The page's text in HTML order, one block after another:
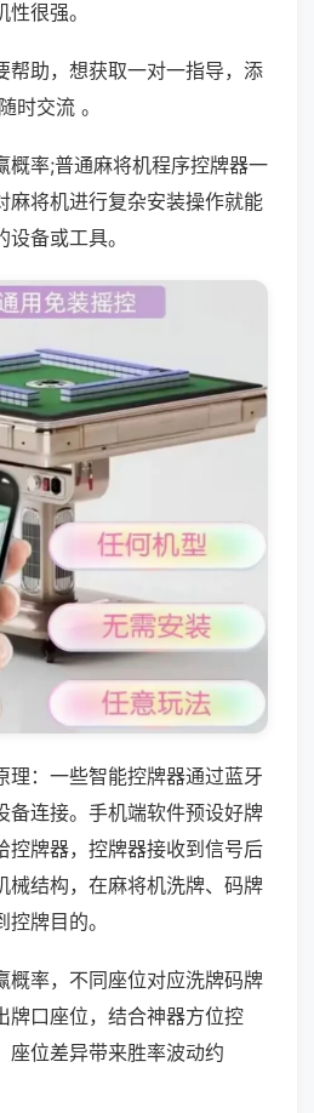
很强。
帮助，想获取一对一指导，添
时交流 。
概率;普通麻将机程序控牌器一
麻将机进行复杂安装操作就能
备或工具。
理：一些智能控牌器通过蓝牙
备连接。手机端软件预设好牌
控牌器，控牌器接收到信号后
械结构，在麻将机洗牌、码牌
牌目的。
概率，不同座位对应洗牌码牌
牌口座位，结合神器方位控
座位差异带来胜率波动约